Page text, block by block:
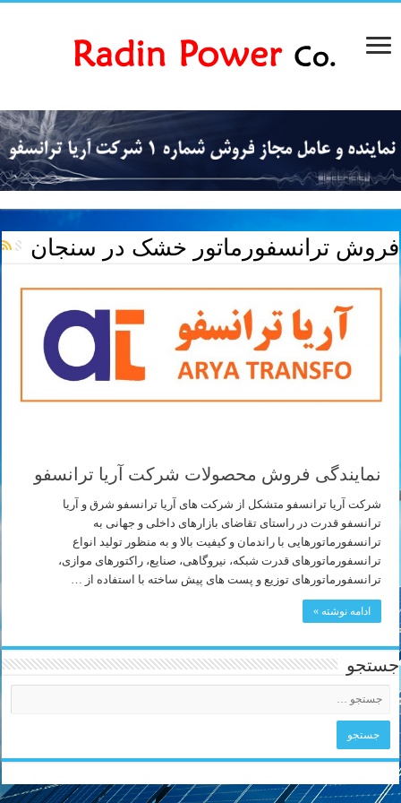
فروش ترانسفورماتور خشک در سنجان
نمایندگی فروش محصولات شرکت آریا ترانسفو
شرکت آریا ترانسفو متشکل از شرکت های آریا ترانسفو شرق و آریا
ترانسفو قدرت در راستای تقاضای بازارهای داخلی و جهانی به
ترانسفورماتورهایی با راندمان و کیفیت بالا و به منظور تولید انواع
ترانسفورماتورهای قدرت شبکه، نیروگاهی، صنایع، راکتورهای موازی،
ترانسفورماتورهای توزیع و پست های پیش ساخته با استفاده از …
ادامه نوشته »
جستجو